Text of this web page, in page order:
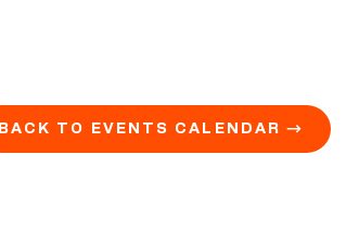
BACK TO EVENTS CALENDAR →